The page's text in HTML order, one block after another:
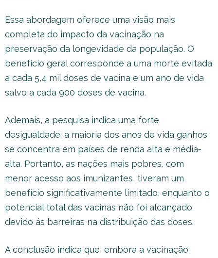
Essa abordagem oferece uma visão mais
completa do impacto da vacinação na
preservação da longevidade da população. O
benefício geral corresponde a uma morte evitada
a cada 5,4 mil doses de vacina e um ano de vida
salvo a cada 900 doses de vacina.
Ademais, a pesquisa indica uma forte
desigualdade: a maioria dos anos de vida ganhos
se concentra em países de renda alta e média-
alta. Portanto, as nações mais pobres, com
menor acesso aos imunizantes, tiveram um
benefício significativamente limitado, enquanto o
potencial total das vacinas não foi alcançado
devido ás barreiras na distribuição das doses.
A conclusão indica que, embora a vacinação